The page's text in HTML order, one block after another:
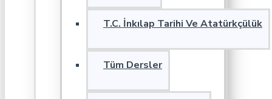
T.C. İnkılap Tarihi Ve Atatürkçülük
Tüm Dersler